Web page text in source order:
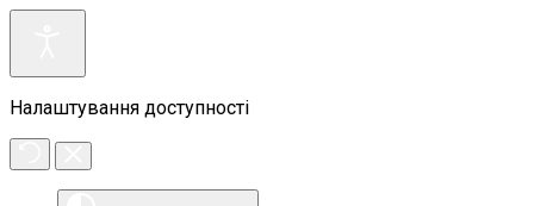
Налаштування доступності